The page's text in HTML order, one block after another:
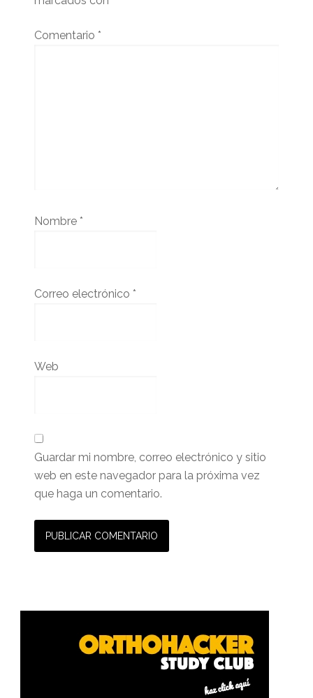
Comentario *
Nombre *
Correo electrónico *
Web
Guardar mi nombre, correo electrónico y sitio
web en este navegador para la próxima vez
que haga un comentario.
Barra
primaria